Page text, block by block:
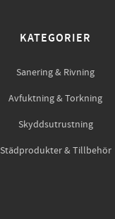
KATEGORIER
Sanering & Rivning
Avfuktning & Torkning
Skyddsutrustning
Städprodukter & Tillbehör